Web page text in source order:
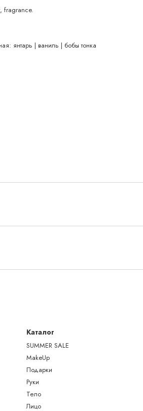
fragrance.
янтарь | ваниль | бобы тонка
Каталог
SUMMER SALE
MakeUp
Подарки
Руки
Тело
Лицо